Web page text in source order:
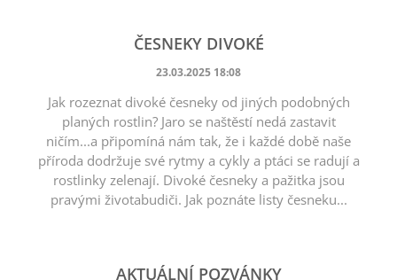
ČESNEKY DIVOKÉ
23.03.2025 18:08
Jak rozeznat divoké česneky od jiných podobných
planých rostlin? Jaro se naštěstí nedá zastavit
ničím...a připomíná nám tak, že i každé době naše
příroda dodržuje své rytmy a cykly a ptáci se radují a
rostlinky zelenají. Divoké česneky a pažitka jsou
pravými životabudiči. Jak poznáte listy česneku...
AKTUÁLNÍ POZVÁNKY